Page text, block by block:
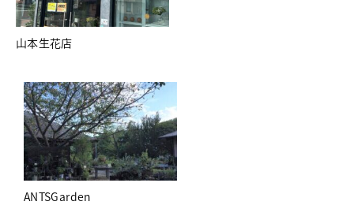
山本生花店
ANTSGarden